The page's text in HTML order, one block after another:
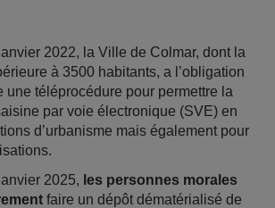
2022, la Ville de Colmar, dont la
à 3500 habitants, a l’obligation
une téléprocédure pour permettre la
par voie électronique (SVE) en
d’urbanisme mais également pour
2025, les personnes morales
faire un dépôt dématérialisé de